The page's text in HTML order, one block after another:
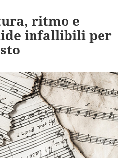
ritmo e
infallibili per